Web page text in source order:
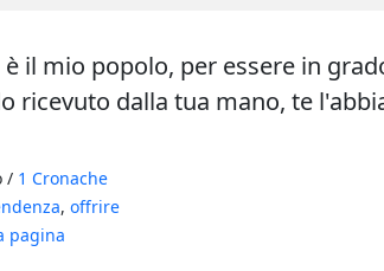
è il mio popolo, per essere in
ricevuto dalla tua mano, te
/ 1 Cronache
, offrire
pagina